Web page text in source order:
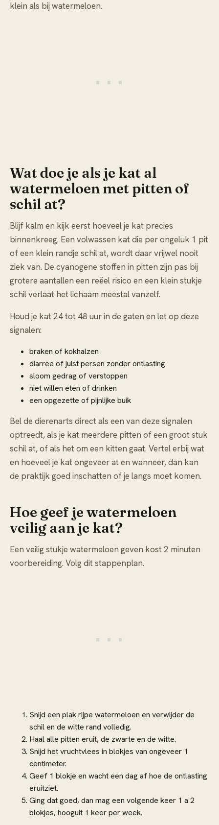
klein als bij watermeloen.
Wat doe je als je kat al
watermeloen met pitten of
schil at?
Blijf kalm en kijk eerst hoeveel je kat precies
binnenkreeg. Een volwassen kat die per ongeluk 1 pit
of een klein randje schil at, wordt daar vrijwel nooit
ziek van. De cyanogene stoffen in pitten zijn pas bij
grotere aantallen een reëel risico en een klein stukje
schil verlaat het lichaam meestal vanzelf.
Houd je kat 24 tot 48 uur in de gaten en let op deze
signalen:
braken of kokhalzen
diarree of juist persen zonder ontlasting
sloom gedrag of verstoppen
niet willen eten of drinken
een opgezette of pijnlijke buik
Bel de dierenarts direct als een van deze signalen
optreedt, als je kat meerdere pitten of een groot stuk
schil at, of als het om een kitten gaat. Vertel erbij wat
en hoeveel je kat ongeveer at en wanneer, dan kan
de praktijk goed inschatten of je langs moet komen.
Hoe geef je watermeloen
veilig aan je kat?
Een veilig stukje watermeloen geven kost 2 minuten
voorbereiding. Volg dit stappenplan.
Snijd een plak rijpe watermeloen en verwijder de
schil en de witte rand volledig.
Haal alle pitten eruit, de zwarte en de witte.
Snijd het vruchtvlees in blokjes van ongeveer 1
centimeter.
Geef 1 blokje en wacht een dag af hoe de ontlasting
eruitziet.
Ging dat goed, dan mag een volgende keer 1 a 2
blokjes, hooguit 1 keer per week.